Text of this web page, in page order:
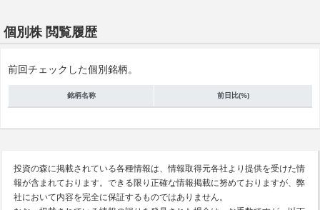
個別株 閲覧履歴
前回チェックした個別銘柄。
銘柄名称 前日比(%)
投資の森に掲載されている各種情報は、情報取得元各社より提供を受けた情
報が含まれております。できる限り正確な情報掲載に努めておりますが、弊
社において内容を完全に保証するものではありません。